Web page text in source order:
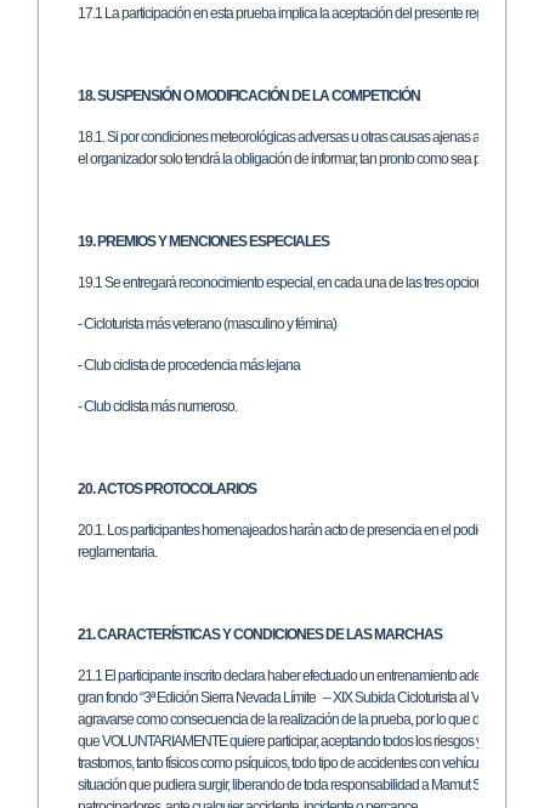
17.1 La participación en esta prueba implica la aceptación del presente
18. SUSPENSIÓN O MODIFICACIÓN DE LA COMPETICIÓN
18.1. Si por condiciones meteorológicas adversas u otras causas ajenas a la
el organizador solo tendrá la obligación de informar, tan pronto como sea posible a
19. PREMIOS Y MENCIONES ESPECIALES
19.1 Se entregará reconocimiento especial, en cada una de las tres opciones al:
- Cicloturista más veterano (masculino y fémina)
- Club ciclista de procedencia más lejana
- Club ciclista más numeroso.
20. ACTOS PROTOCOLARIOS
20.1. Los participantes homenajeados harán acto de presencia en el podio, para
reglamentaria.
21. CARACTERÍSTICAS Y CONDICIONES DE LAS MARCHAS
21.1 El participante inscrito declara haber efectuado un entrenamiento adecuado
gran fondo “3ª Edición Sierra Nevada Límite – XIX Subida Cicloturista al Veleta”
agravarse como consecuencia de la realización de la prueba, por lo que declara
que VOLUNTARIAMENTE quiere participar, aceptando todos los riesgos y
trastornos, tanto físicos como psíquicos, todo tipo de accidentes con vehículos de
situación que pudiera surgir, liberando de toda responsabilidad a Mamut Sierra